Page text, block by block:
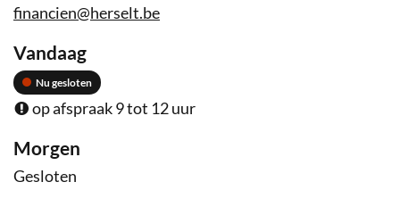
E-
financien@herselt.be
Openingsuren
Vandaag
Nu gesloten
op afspraak9tot 12uur
Morgen
Gesloten